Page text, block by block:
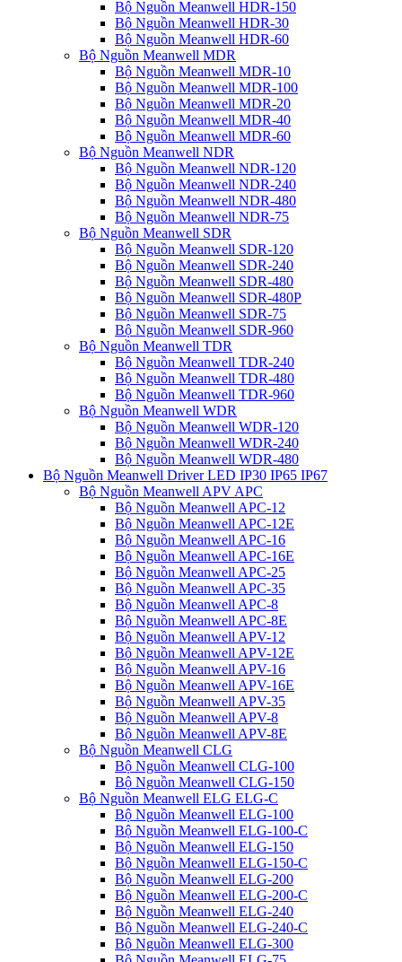
Bộ Nguồn Meanwell HDR-150
Bộ Nguồn Meanwell HDR-30
Bộ Nguồn Meanwell HDR-60
Bộ Nguồn Meanwell MDR
Bộ Nguồn Meanwell MDR-10
Bộ Nguồn Meanwell MDR-100
Bộ Nguồn Meanwell MDR-20
Bộ Nguồn Meanwell MDR-40
Bộ Nguồn Meanwell MDR-60
Bộ Nguồn Meanwell NDR
Bộ Nguồn Meanwell NDR-120
Bộ Nguồn Meanwell NDR-240
Bộ Nguồn Meanwell NDR-480
Bộ Nguồn Meanwell NDR-75
Bộ Nguồn Meanwell SDR
Bộ Nguồn Meanwell SDR-120
Bộ Nguồn Meanwell SDR-240
Bộ Nguồn Meanwell SDR-480
Bộ Nguồn Meanwell SDR-480P
Bộ Nguồn Meanwell SDR-75
Bộ Nguồn Meanwell SDR-960
Bộ Nguồn Meanwell TDR
Bộ Nguồn Meanwell TDR-240
Bộ Nguồn Meanwell TDR-480
Bộ Nguồn Meanwell TDR-960
Bộ Nguồn Meanwell WDR
Bộ Nguồn Meanwell WDR-120
Bộ Nguồn Meanwell WDR-240
Bộ Nguồn Meanwell WDR-480
Bộ Nguồn Meanwell Driver LED IP30 IP65 IP67
Bộ Nguồn Meanwell APV APC
Bộ Nguồn Meanwell APC-12
Bộ Nguồn Meanwell APC-12E
Bộ Nguồn Meanwell APC-16
Bộ Nguồn Meanwell APC-16E
Bộ Nguồn Meanwell APC-25
Bộ Nguồn Meanwell APC-35
Bộ Nguồn Meanwell APC-8
Bộ Nguồn Meanwell APC-8E
Bộ Nguồn Meanwell APV-12
Bộ Nguồn Meanwell APV-12E
Bộ Nguồn Meanwell APV-16
Bộ Nguồn Meanwell APV-16E
Bộ Nguồn Meanwell APV-35
Bộ Nguồn Meanwell APV-8
Bộ Nguồn Meanwell APV-8E
Bộ Nguồn Meanwell CLG
Bộ Nguồn Meanwell CLG-100
Bộ Nguồn Meanwell CLG-150
Bộ Nguồn Meanwell ELG ELG-C
Bộ Nguồn Meanwell ELG-100
Bộ Nguồn Meanwell ELG-100-C
Bộ Nguồn Meanwell ELG-150
Bộ Nguồn Meanwell ELG-150-C
Bộ Nguồn Meanwell ELG-200
Bộ Nguồn Meanwell ELG-200-C
Bộ Nguồn Meanwell ELG-240
Bộ Nguồn Meanwell ELG-240-C
Bộ Nguồn Meanwell ELG-300